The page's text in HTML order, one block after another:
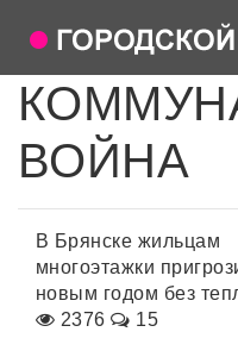
ВОЙНА
В Брянске жильцам
многоэтажки
новым годом без
2376
15